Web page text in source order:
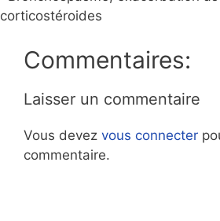
corticostéroides
Commentaires:
Laisser un commentaire
Vous devez vous connecter
commentaire.